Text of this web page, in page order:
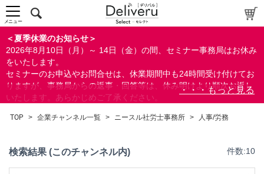
＜夏季休業のお知らせ＞
2026年8月10日（月）～ 14日（金）の間、セミナー事務局はお休み
をいたします。
セミナーのお申込やお問合せは、休業期間中も24時間受け付けてお
りますが、事務局からの返事・回答等は、休み明けより順次お返し
いたします。あらかじめご了承ください。
ができます。
メニュー
TOP > 企業チャンネル一覧 > ニースル社労士事務所 > 人事/労務
検索結果 (このチャンネル内) 件数:10